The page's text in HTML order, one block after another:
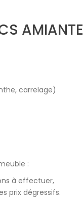
AMIANTE
carrelage)
:
à effectuer,
prix dégressifs.